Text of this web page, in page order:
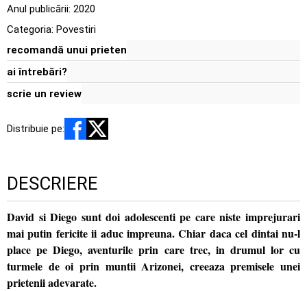
Anul publicării: 2020
Categoria: Povestiri
recomandă unui prieten
ai întrebări?
scrie un review
Distribuie pe:
DESCRIERE
David si Diego sunt doi adolescenti pe care niste imprejurari
mai putin fericite ii aduc impreuna. Chiar daca cel dintai nu-l
place pe Diego, aventurile prin care trec, in drumul lor cu
turmele de oi prin muntii Arizonei, creeaza premisele unei
prietenii adevarate.